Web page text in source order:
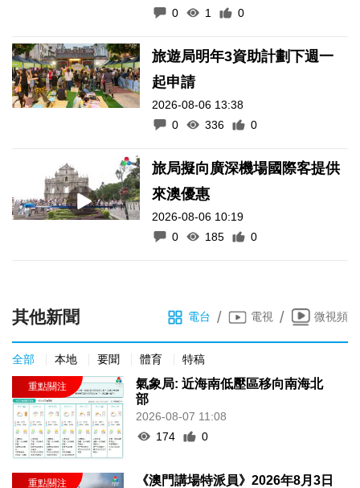
0
1 0
旅遊局明年3資助計劃下週一
起申請
2026-08-06 13:38
0
336 0
旅局擬向廣深機場國際客提供
來澳優惠
2026-08-06 10:19
0
185 0
其他新聞 電台 / 電視 / 微視頻
全部 本地 要聞 體育 特稿
氣象局: 近海南低壓區移向南海北
部
2026-08-07 11:08
174
0
《澳門講場特派員》2026年8月3日